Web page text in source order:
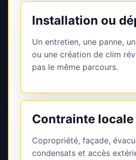
Installation ou
Un entretien, une panne,
ou une création de clim
pas le même parcours.
Contrainte locale
Copropriété, façade,
condensats et accès